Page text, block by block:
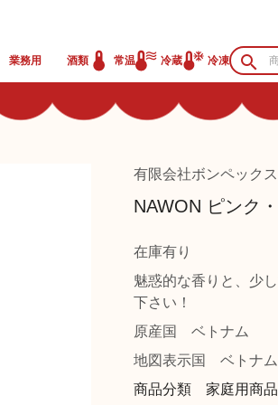
業務用 酒類 常温 冷蔵 冷凍
有限会社ボンペック
NAWON ピンク
在庫有り
魅惑的な香りと、少
下さい！
原産国
ベトナム
地図表示国
ベトナム
商品分類 家庭用商品